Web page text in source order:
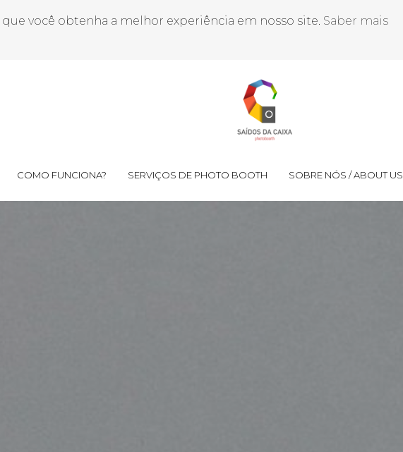
você obtenha a melhor experiência em nosso site. Saber mais
COMO FUNCIONA? SERVIÇOS DE PHOTO BOOTH SOBRE NÓS / ABOUT US